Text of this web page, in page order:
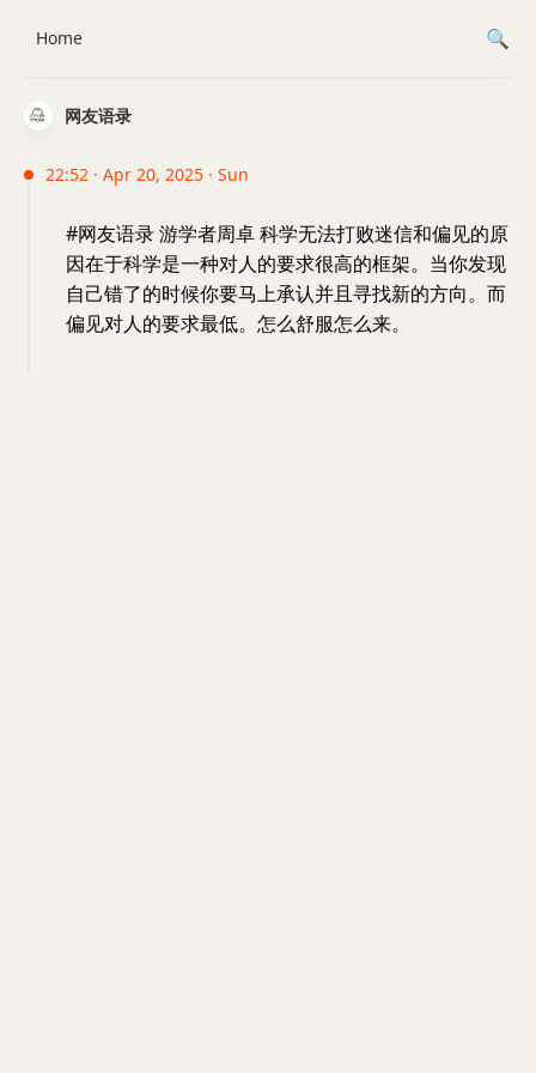
网友语录
22:52 · Apr 20, 2025 · Sun
#网友语录 游学者周卓 科学无法打败迷信和偏见的原
因在于科学是一种对人的要求很高的框架。当你发现
自己错了的时候你要马上承认并且寻找新的方向。而
偏见对人的要求最低。怎么舒服怎么来。
Home